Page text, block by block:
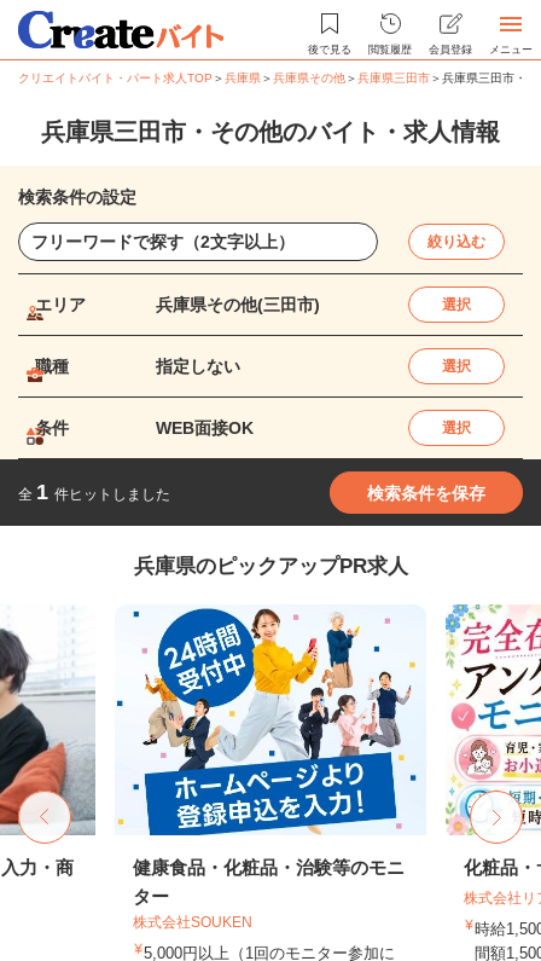
後で見る 閲覧履歴 会員登録 メニュー
クリエイトバイト・パート求人TOP ＞兵庫県＞兵庫県その他＞兵庫県三田市＞兵庫県三田市・
兵庫県三田市・その他のバイト・求人情報
検索条件の設定
絞り込む
エリア 兵庫県その他(三田市) 選択
職種 指定しない 選択
条件 WEB面接OK 選択
全 1 件ヒットしました 検索条件を保存
兵庫県のピックアップPR求人
力・商
健康食品・化粧品・治験等のモニ
ター
株式会社SOUKEN
5,000円以上（1回のモニター参加に
化粧品・
株式会社リ
時給
間額